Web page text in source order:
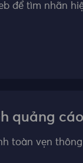
để tìm nhãn
quảng cáo
toàn vẹn